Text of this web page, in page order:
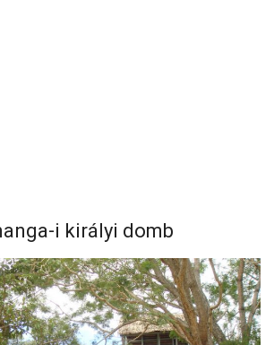
i királyi domb